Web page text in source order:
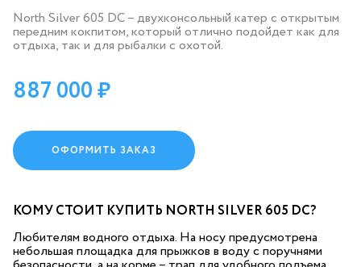
North Silver 605 DC – двухконсольный катер с открытым
передним кокпитом, который отлично подойдет как для
отдыха, так и для рыбалки с охотой.
887 000
ОФОРМИТЬ ЗАКАЗ
КОМУ СТОИТ КУПИТЬ NORTH SILVER 605 DC?
Любителям водного отдыха. На носу предусмотрена
небольшая площадка для прыжков в воду с поручнями